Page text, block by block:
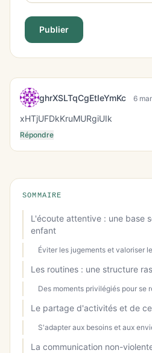
Publier
ghrXSLTqCgEtIeYmKc 6
xHTjUFDkKruMURgiUIk
Répondre
SOMMAIRE
L'écoute attentive : une base
enfant
Éviter les jugements et valoriser
Les routines : une structure
Des moments privilégiés pour se
Le partage d'activités et de
S'adapter aux besoins et aux
La communication non-